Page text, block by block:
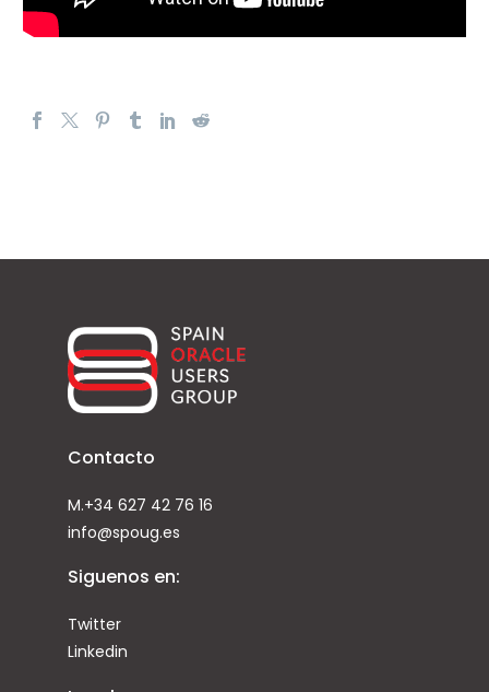
Contacto
M.+34 627 42 76 16
info@spoug.es
Siguenos en:
Twitter
Linkedin